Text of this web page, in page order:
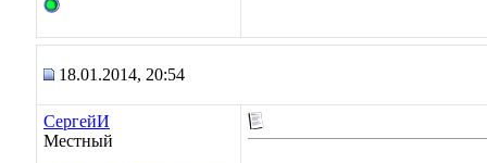
18.01.2014, 20:54
СергейИ
Местный